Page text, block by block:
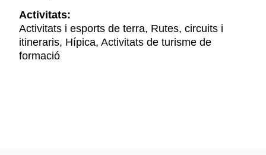
Activitats:
Activitats i esports de terra, Rutes, circuits i
itineraris, Hípica, Activitats de turisme de
formació